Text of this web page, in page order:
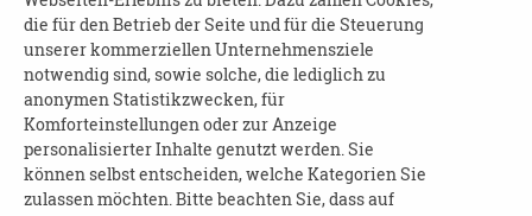
Anmeldung zum Erhalt des Einwahl-Links:
anmeldung@demenz-partner.de
Betreff: „Einführungsseminar 25. Januar 2024“
die für den Betrieb der Seite und für die Steuerung
unserer kommerziellen Unternehmensziele
notwendig sind, sowie solche, die lediglich zu
anonymen Statistikzwecken, für
Komforteinstellungen oder zur Anzeige
personalisierter Inhalte genutzt werden. Sie
können selbst entscheiden, welche Kategorien Sie
zulassen möchten. Bitte beachten Sie, dass auf